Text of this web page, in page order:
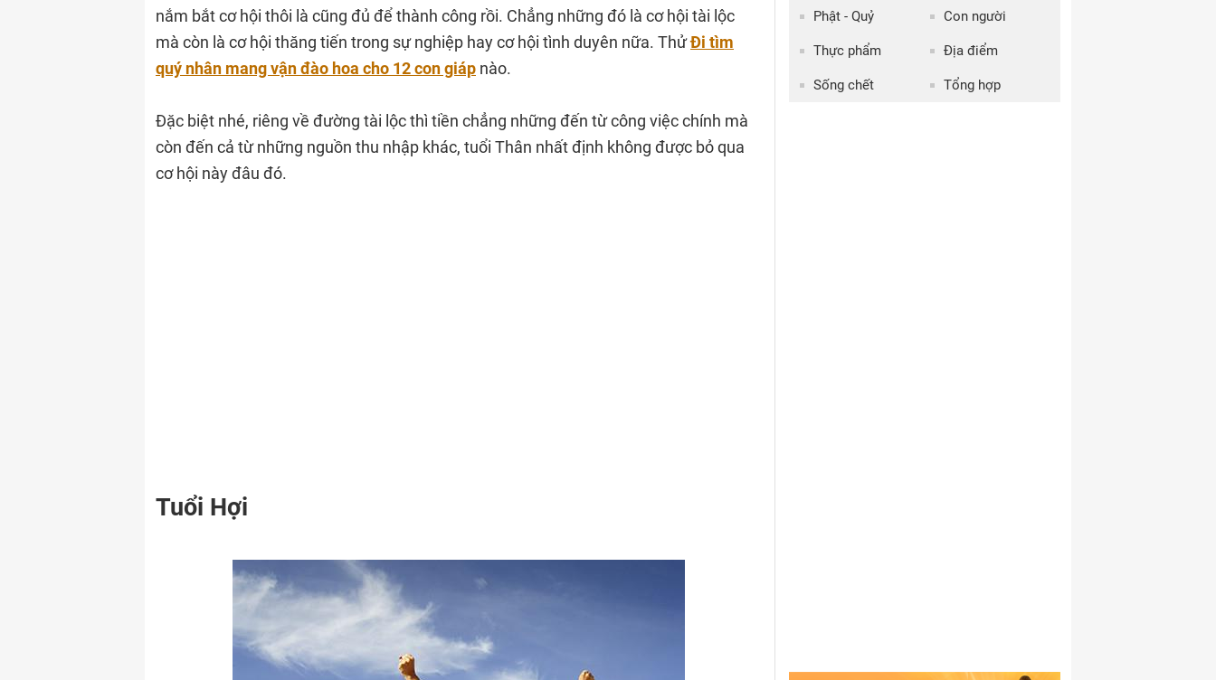
nắm bắt cơ hội thôi là cũng đủ để thành công rồi. Chẳng những đó là cơ hội tài lộc
mà còn là cơ hội thăng tiến trong sự nghiệp hay cơ hội tình duyên nữa. ThửĐi tìm
quý nhân mang vận đào hoa cho 12 con giáp nào.
Đặc biệt nhé, riêng về đường tài lộc thì tiền chẳng những đến từ công việc chính mà
còn đến cả từ những nguồn thu nhập khác, tuổi Thân nhất định không được bỏ qua
cơ hội này đâu đó.
Tuổi Hợi
Phật - Quỷ Con người
Thực phẩm Địa điểm
Sống chết Tổng hợp